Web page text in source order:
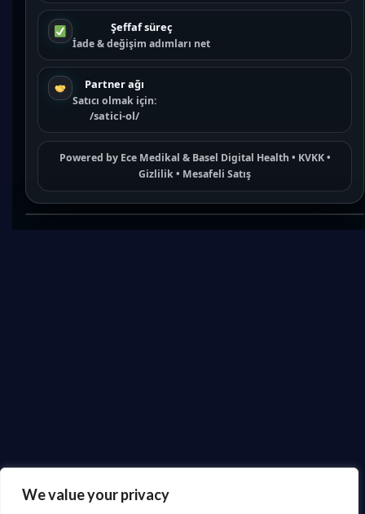
We value your privacy
Şeffaf süreç
İade & değişim adımları net
Partner ağı
Satıcı olmak için:
/satici-ol/
Powered by Ece Medikal & Basel Digital Health • KVKK•
Gizlilik• Mesafeli Satış